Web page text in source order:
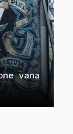
vana